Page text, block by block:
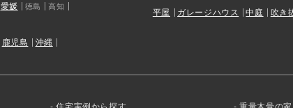
愛媛 徳島 高知
鹿児島 沖縄
平屋 ガレージハウス 中庭 吹き